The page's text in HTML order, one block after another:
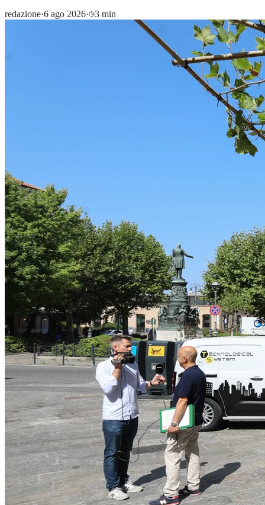
redazione·6 ago 2026· 3 min